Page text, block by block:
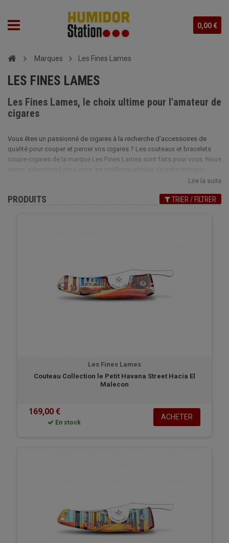
0,00 €
Marques Les Fines Lames
LES FINES LAMES
Les Fines Lames, le choix ultime pour l'amateur de
cigares
Vous êtes un passionné de cigares à la recherche d'accessoires de
qualité pour couper et percer vos cigares ? Les couteaux et bracelets
coupe-cigares de la marque Les Fines Lames sont faits pour vous. Nous
française, reconnue pour la qualité de ses produits. La gamme de
sélection de couteaux coupe-cigares de différents modèles et couleurs,
Lire la suite
PRODUITS TRIER / FILTRER
Les Fines Lames
Couteau Collection le Petit Havana Street Hacia El
Malecon
169,00 €
En stock
ACHETER